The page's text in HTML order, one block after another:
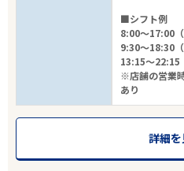
■シフト例
8:00～17:00（
9:30～18:30（
13:15～22:15
※店舗の営業
あり
詳細